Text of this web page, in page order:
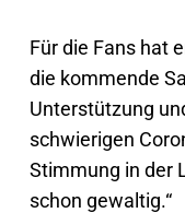
Für die Fans hat
die kommende
Unterstützung
schwierigen
Stimmung in der
schon gewaltig.“